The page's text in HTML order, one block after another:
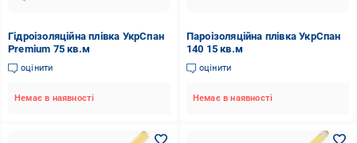
Гідроізоляційна плівка УкрСпан
Premium 75 кв.м
оцінити
Немає в наявності
Пароізоляційна плівка УкрСпан
140 15 кв.м
оцінити
Немає в наявності